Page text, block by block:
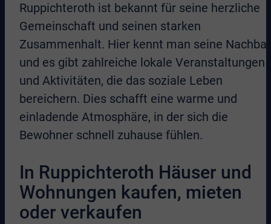
Ruppichteroth ist bekannt für seine herzliche
Gemeinschaft und seinen starken
Zusammenhalt. Hier kennt man seine
und es gibt zahlreiche lokale Veranstaltungen
und Aktivitäten, die das soziale Leben
bereichern. Dies schafft eine warme und
einladende Atmosphäre, in der sich die
Bewohner schnell zuhause fühlen.
In Ruppichteroth Häuser und
Wohnungen kaufen, mieten
oder verkaufen